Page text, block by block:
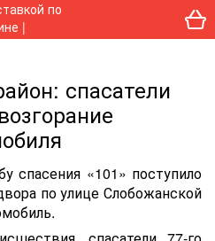
спасатели
спасения «101» поступило
по улице Слобожанской